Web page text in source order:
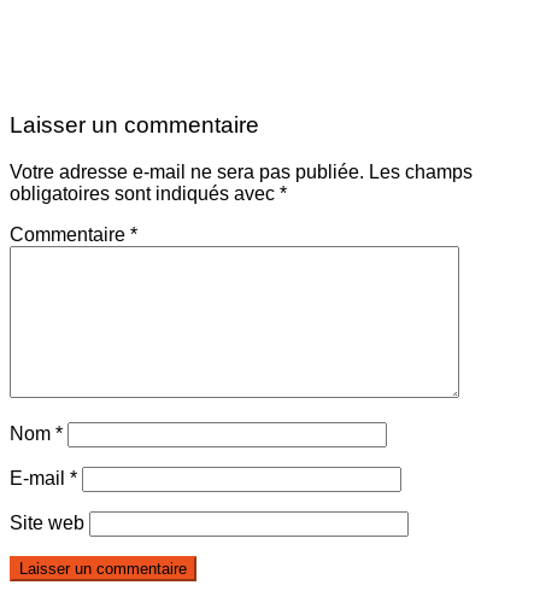
Laisser un commentaire
Votre adresse e-mail ne sera pas publiée. Les champs
obligatoires sont indiqués avec *
Commentaire *
Nom *
E-mail *
Site web